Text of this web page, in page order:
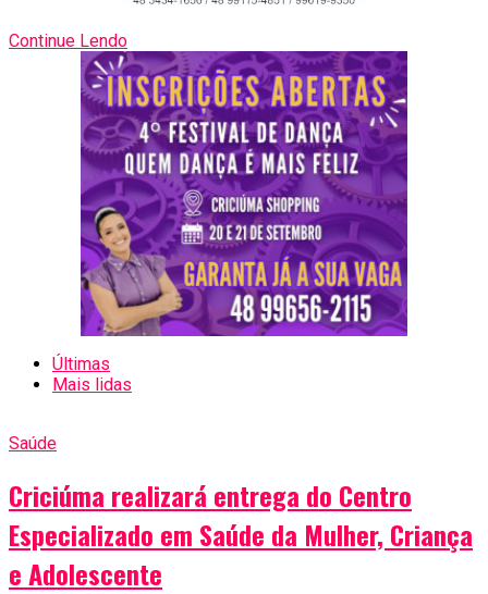
Continue Lendo
Últimas
Mais lidas
Saúde
Criciúma realizará entrega do Centro
Especializado em Saúde da Mulher, Criança
e Adolescente